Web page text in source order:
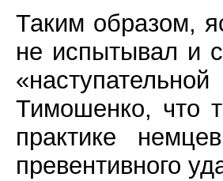
Таким образом,
не испытывал и
Тимошенко, что
практике
превентивного